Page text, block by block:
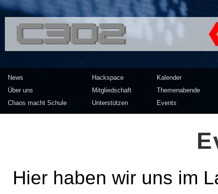
<<</>> Chaos Computer
News
Über uns
Chaos macht Schule
Hackspace
Mitgliedschaft
Unterstützen
Kalender
Themenabende
Events
Hier haben wir uns im